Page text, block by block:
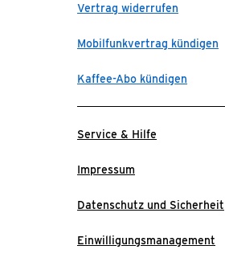
Vertrag widerrufen
Mobilfunkvertrag kündigen
Kaffee-Abo kündigen
Service & Hilfe
Impressum
Datenschutz und Sicherheit
Einwilligungsmanagement